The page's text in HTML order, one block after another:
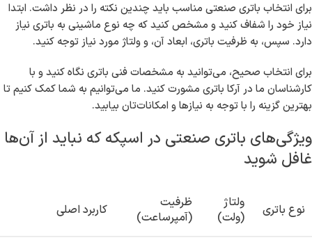
برای انتخاب باتری صنعتی مناسب باید چندین نکته را در نظر داشت. ابتدا
نیاز خود را شفاف کنید و مشخص کنید که چه نوع ماشینی به باتری نیاز
دارد. سپس، به ظرفیت باتری، ابعاد آن، و ولتاژ مورد نیاز توجه کنید.
برای انتخاب صحیح، می‌توانید به مشخصات فنی باتری نگاه کنید و با
کارشناسان ما در آرکا باتری مشورت کنید. ما می‌توانیم به شما کمک کنیم تا
بهترین گزینه را با توجه به نیازها و امکانات‌تان بیابید.
ویژگی‌های باتری صنعتی در اسپکه که نباید از آن‌ها
غافل شوید
نوع باتری
ولتاژ
(ولت)
ظرفیت
(آمپرساعت)
کاربرد اصلی